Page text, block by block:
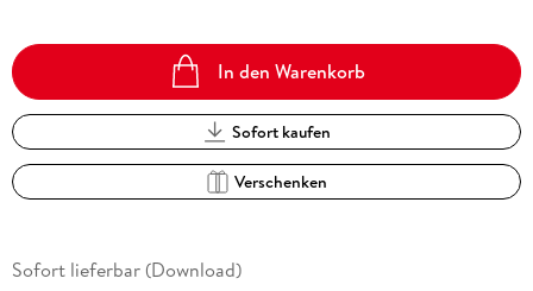
In den Warenkorb
Sofort kaufen
Verschenken
Sofort lieferbar (Download)